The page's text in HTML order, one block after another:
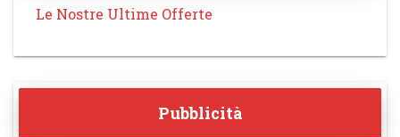
Le Nostre Ultime Offerte
Pubblicità